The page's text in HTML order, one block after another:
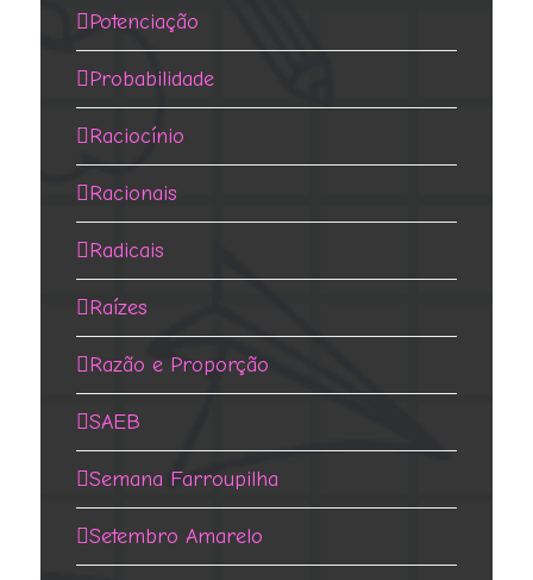
Potenciação
Probabilidade
Raciocínio
Racionais
Radicais
Raízes
Razão e Proporção
SAEB
Semana Farroupilha
Setembro Amarelo